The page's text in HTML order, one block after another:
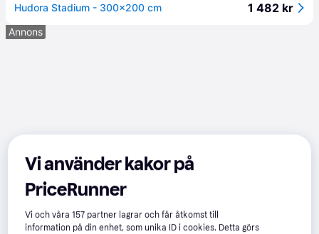
Hudora Stadium - 300x200 cm 1 482 kr
Annons
Vi använder kakor på
PriceRunner
Vi och våra157 partner lagrar och får åtkomst till
information på din enhet, som unika ID i cookies. Detta görs